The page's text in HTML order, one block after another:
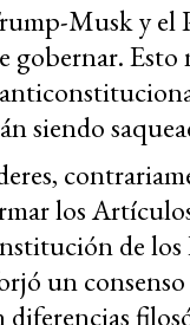
Musk y el
gobernar.
siendo
los
de los
un